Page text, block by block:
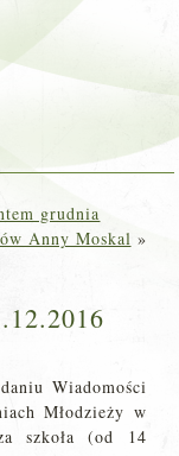
grudnia
Anny Moskal »
Wiadomości
Młodzieży w
szkoła (od 14